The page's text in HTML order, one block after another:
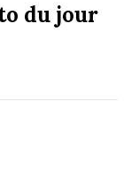
du jour